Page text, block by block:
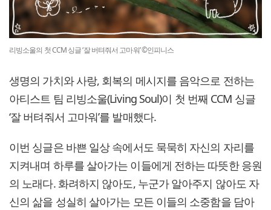
리빙소울의 첫 CCM 싱글 ‘잘 버텨줘서 고마워’ ©인피니스
생명의 가치와 사랑, 회복의 메시지를 음악으로 전하는
아티스트 팀 리빙소울(Living Soul)이 첫 번째 CCM 싱글
‘잘 버텨줘서 고마워’를 발매했다.
이번 싱글은 바쁜 일상 속에서도 묵묵히 자신의 자리를
지켜내며 하루를 살아가는 이들에게 전하는 따뜻한 응원
의 노래다. 화려하지 않아도, 누군가 알아주지 않아도 자
신의 삶을 성실히 살아가는 모든 이들의 소중함을 담아